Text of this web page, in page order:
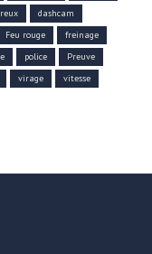
dashcam
Feu rouge
freinage
police
Preuve
virage
vitesse